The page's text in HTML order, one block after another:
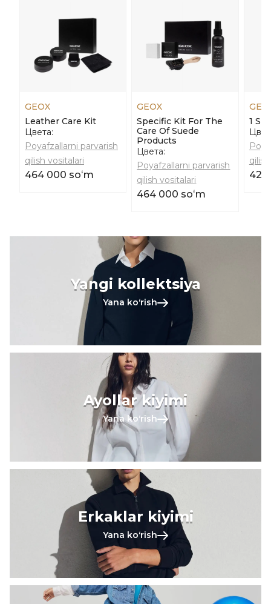
GEOX
Leather Care Kit
Цвета:
Poyafzallarni parvarish
qilish vositalari
464 000 soʻm
GEOX
Specific Kit For The
Care Of Suede
Products
Цвета:
Poyafzallarni parvarish
qilish vositalari
464 000 soʻm
1
42
Yangi kollektsiya
Yana koʻrish
Ayollar kiyimi
Yana koʻrish
Erkaklar kiyimi
Yana koʻrish